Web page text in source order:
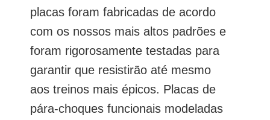
placas foram fabricadas de acordo
com os nossos mais altos padrões e
foram rigorosamente testadas para
garantir que resistirão até mesmo
aos treinos mais épicos. Placas de
pára-choques funcionais modeladas